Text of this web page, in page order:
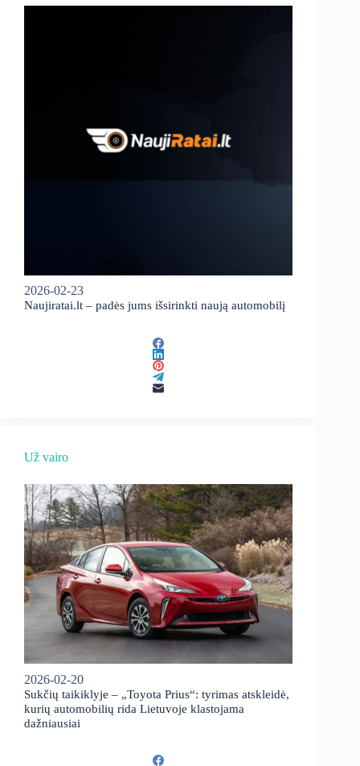
2026-02-23
Naujiratai.lt – padės jums išsirinkti naują automobilį
Už vairo
2026-02-20
Sukčių taikiklyje – „Toyota Prius“: tyrimas atskleidė,
kurių automobilių rida Lietuvoje klastojama
dažniausiai